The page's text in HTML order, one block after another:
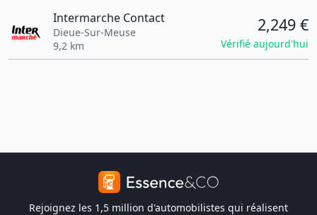
Intermarche Contact
Dieue-Sur-Meuse
9,2 km
2,249 €
Vérifié aujourd'hui
Rejoignez les 1,5 million d'automobilistes qui réalisent